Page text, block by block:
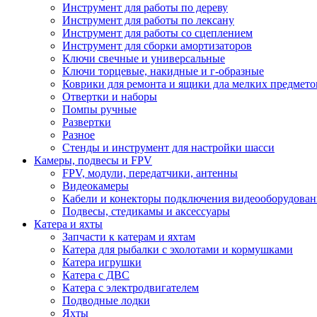
Инструмент для работы по дереву
Инструмент для работы по лексану
Инструмент для работы со сцеплением
Инструмент для сборки амортизаторов
Ключи свечные и универсальные
Ключи торцевые, накидные и г-образные
Коврики для ремонта и ящики дла мелких
Отвертки и наборы
Помпы ручные
Развертки
Разное
Стенды и инструмент для настройки шасси
Камеры, подвесы и FPV
FPV, модули, передатчики, антенны
Видеокамеры
Кабели и конекторы подключения
Подвесы, стедикамы и аксессуары
Катера и яхты
Запчасти к катерам и яхтам
Катера для рыбалки с эхолотами и кормушками
Катера игрушки
Катера с ДВС
Катера с электродвигателем
Подводные лодки
Яхты